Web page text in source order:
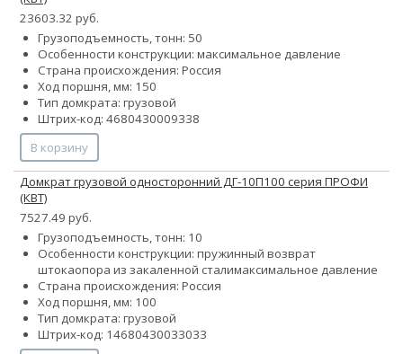
23603.32 руб.
Грузоподъемность, тонн: 50
Особенности конструкции: максимальное давление
Страна происхождения: Россия
Ход поршня, мм: 150
Тип домкрата: грузовой
Штрих-код: 4680430009338
В корзину
Домкрат грузовой односторонний ДГ-10П100 серия ПРОФИ
(КВТ)
7527.49 руб.
Грузоподъемность, тонн: 10
Особенности конструкции: пружинный возврат
штокаопора из закаленной сталимаксимальное давление
Страна происхождения: Россия
Ход поршня, мм: 100
Тип домкрата: грузовой
Штрих-код: 14680430033033